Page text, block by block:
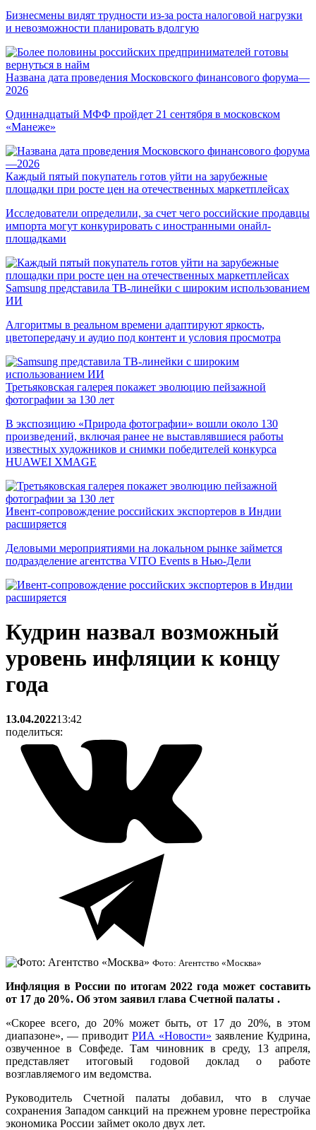
Бизнесмены видят трудности из-за роста налоговой нагрузки
и невозможности планировать вдолгую
Названа дата проведения Московского финансового форума—
2026
Одиннадцатый МФФ пройдет 21 сентября в московском
«Манеже»
Каждый пятый покупатель готов уйти на зарубежные
площадки при росте цен на отечественных маркетплейсах
Исследователи определили, за счет чего российские продавцы
импорта могут конкурировать с иностранными онайл-
площадками
Samsung представила ТВ-линейки с широким использованием
ИИ
Алгоритмы в реальном времени адаптируют яркость,
цветопередачу и аудио под контент и условия просмотра
Третьяковская галерея покажет эволюцию пейзажной
фотографии за 130 лет
В экспозицию «Природа фотографии» вошли около 130
произведений, включая ранее не выставлявшиеся работы
известных художников и снимки победителей конкурса
HUAWEI XMAGE
Ивент-сопровождение российских экспортеров в Индии
расширяется
Деловыми мероприятиями на локальном рынке займется
подразделение агентства VITO Events в Нью-Дели
Кудрин назвал возможный
уровень инфляции к концу
года
13.04.202213:42
поделиться:
Фото: Агентство «Москва»
Инфляция в России по итогам 2022 года может составить
от 17 до 20%. Об этом заявил глава Счетной палаты .
«Скорее всего, до 20% может быть, от 17 до 20%, в этом
диапазоне», — приводит РИА «Новости» заявление Кудрина,
озвученное в Совфеде. Там чиновник в среду, 13 апреля,
представляет итоговый годовой доклад о работе
возглавляемого им ведомства.
Руководитель Счетной палаты добавил, что в случае
сохранения Западом санкций на прежнем уровне перестройка
экономика России займет около двух лет.